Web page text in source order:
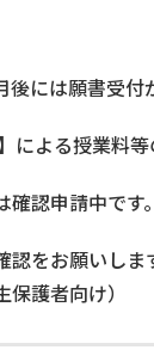
には願書受付
よる授業料等
認申請中です。
認をお願いしま
保護者向け）